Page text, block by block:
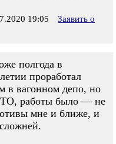
19:05
Заявить о
полгода в
проработал
в вагонном депо, но
работы было — не
мне и ближе, и